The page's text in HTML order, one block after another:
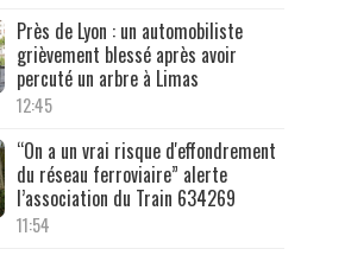
Près de Lyon : un automobiliste
grièvement blessé après avoir
percuté un arbre à Limas
12:45
“On a un vrai risque d'effondrement
du réseau ferroviaire” alerte
l’association du Train 634269
11:54